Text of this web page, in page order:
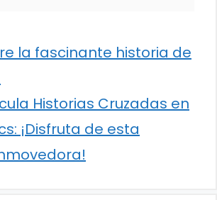
la fascinante historia de
Historias Cruzadas en
¡Disfruta de esta